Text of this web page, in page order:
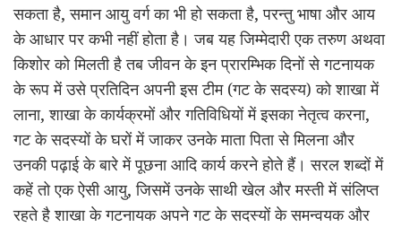
सकता है, समान आयु वर्ग का भी हो सकता है, परन्तु भाषा और आय
के आधार पर कभी नहीं होता है। जब यह जिम्मेदारी एक तरुण अथवा
किशोर को मिलती है तब जीवन के इन प्रारम्भिक दिनों से गटनायक
के रूप में उसे प्रतिदिन अपनी इस टीम (गट के सदस्य) को शाखा में
लाना, शाखा के कार्यक्रमों और गतिविधियों में इसका नेतृत्व करना,
गट के सदस्यों के घरों में जाकर उनके माता पिता से मिलना और
उनकी पढ़ाई के बारे में पूछना आदि कार्य करने होते हैं। सरल शब्दों में
कहें तो एक ऐसी आयु, जिसमें उनके साथी खेल और मस्ती में संलिप्त
रहते है शाखा के गटनायक अपने गट के सदस्यों के समन्वयक और